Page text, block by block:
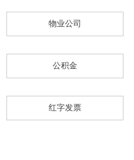
物业公司
公积金
红字发票